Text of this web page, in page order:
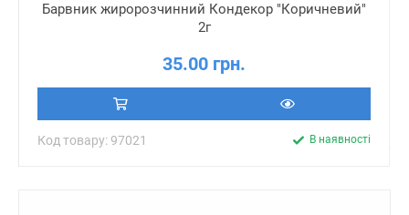
Барвник жиророзчинний Кондекор "Коричневий"
2г
35.00 грн.
Код товару: 97021 В наявності